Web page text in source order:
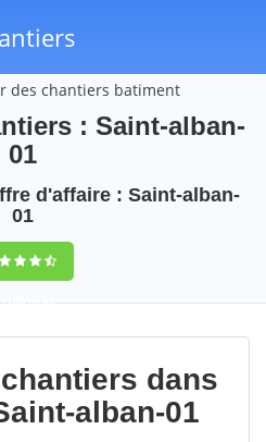
des chantiers batiment
: Saint-alban-
01
d'affaire : Saint-alban-
01
(100%)62
votes
dans
alban-01